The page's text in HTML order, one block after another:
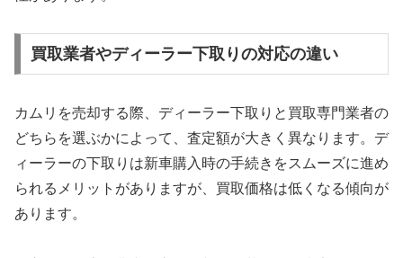
買取業者やディーラー下取りの対応の違い
カムリを売却する際、ディーラー下取りと買取専門業者の
どちらを選ぶかによって、査定額が大きく異なります。デ
ィーラーの下取りは新車購入時の手続きをスムーズに進め
られるメリットがありますが、買取価格は低くなる傾向が
あります。